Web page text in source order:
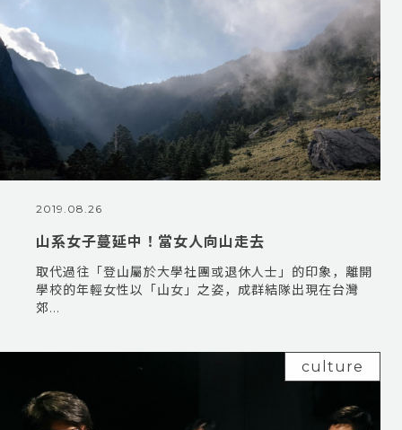
2019.08.26
山系女子蔓延中！當女人向山走去
取代過往「登山屬於大學社團或退休人士」的印象，離開
學校的年輕女性以「山女」之姿，成群結隊出現在台灣
郊...
culture